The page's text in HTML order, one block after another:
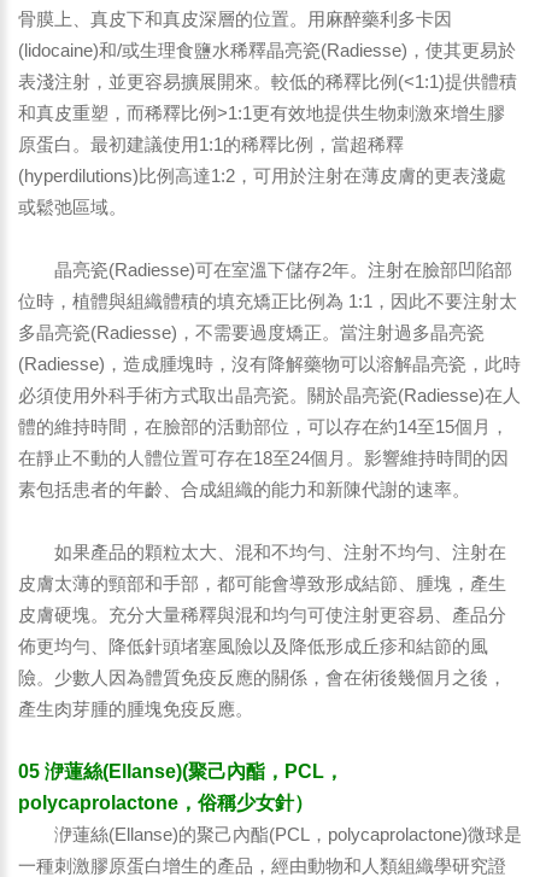
骨膜上、真皮下和真皮深層的位置。用麻醉藥利多卡因
(lidocaine)和/或生理食鹽水稀釋晶亮瓷(Radiesse)，使其更易於
表淺注射，並更容易擴展開來。較低的稀釋比例(<1:1)提供體積
和真皮重塑，而稀釋比例>1:1更有效地提供生物刺激來增生膠
原蛋白。最初建議使用1:1的稀釋比例，當超稀釋
(hyperdilutions)比例高達1:2，可用於注射在薄皮膚的更表淺處
或鬆弛區域。
晶亮瓷(Radiesse)可在室溫下儲存2年。注射在臉部凹陷部
位時，植體與組織體積的填充矯正比例為 1:1，因此不要注射太
多晶亮瓷(Radiesse)，不需要過度矯正。當注射過多晶亮瓷
(Radiesse)，造成腫塊時，沒有降解藥物可以溶解晶亮瓷，此時
必須使用外科手術方式取出晶亮瓷。關於晶亮瓷(Radiesse)在人
體的維持時間，在臉部的活動部位，可以存在約14至15個月，
在靜止不動的人體位置可存在18至24個月。影響維持時間的因
素包括患者的年齡、合成組織的能力和新陳代謝的速率。
如果產品的顆粒太大、混和不均勻、注射不均勻、注射在
皮膚太薄的頸部和手部，都可能會導致形成結節、腫塊，產生
皮膚硬塊。充分大量稀釋與混和均勻可使注射更容易、產品分
佈更均勻、降低針頭堵塞風險以及降低形成丘疹和結節的風
險。少數人因為體質免疫反應的關係，會在術後幾個月之後，
產生肉芽腫的腫塊免疫反應。
05 洢蓮絲(Ellanse)(聚己內酯，PCL，
polycaprolactone，俗稱少女針）
洢蓮絲(Ellanse)的聚己內酯(PCL，polycaprolactone)微球是
一種刺激膠原蛋白增生的產品，經由動物和人類組織學研究證